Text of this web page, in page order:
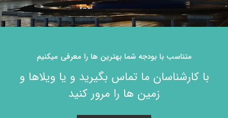
متناسب با بودجه شما بهترین ها را معرفی میکنیم
با کارشناسان ما تماس بگیرید و یا ویلاها و
زمین ها را مرور کنید